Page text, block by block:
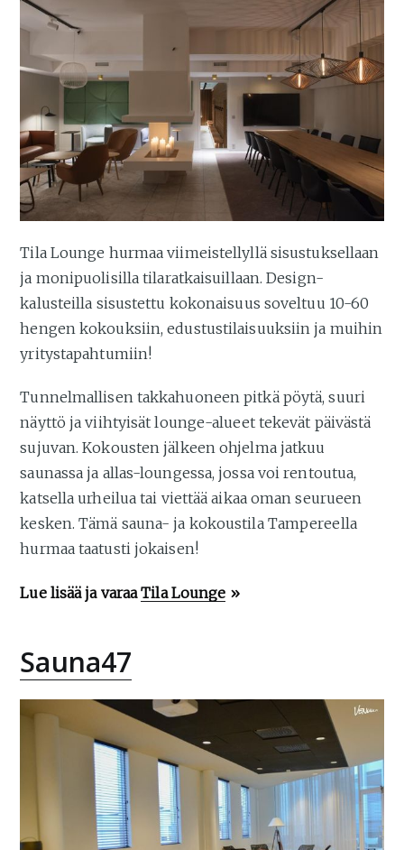
Tila Lounge hurmaa viimeistellyllä sisustuksellaan
ja monipuolisilla tilaratkaisuillaan. Design-
kalusteilla sisustettu kokonaisuus soveltuu 10-60
hengen kokouksiin, edustustilaisuuksiin ja muihin
yritystapahtumiin!
Tunnelmallisen takkahuoneen pitkä pöytä, suuri
näyttö ja viihtyisät lounge-alueet tekevät päivästä
sujuvan. Kokousten jälkeen ohjelma jatkuu
saunassa ja allas-loungessa, jossa voi rentoutua,
katsella urheilua tai viettää aikaa oman seurueen
kesken. Tämä sauna- ja kokoustila Tampereella
hurmaa taatusti jokaisen!
Lue lisää ja varaaTila Lounge »
Sauna47